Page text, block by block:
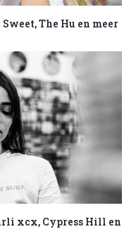
The Hu en meer
xcx, Cypress Hill en